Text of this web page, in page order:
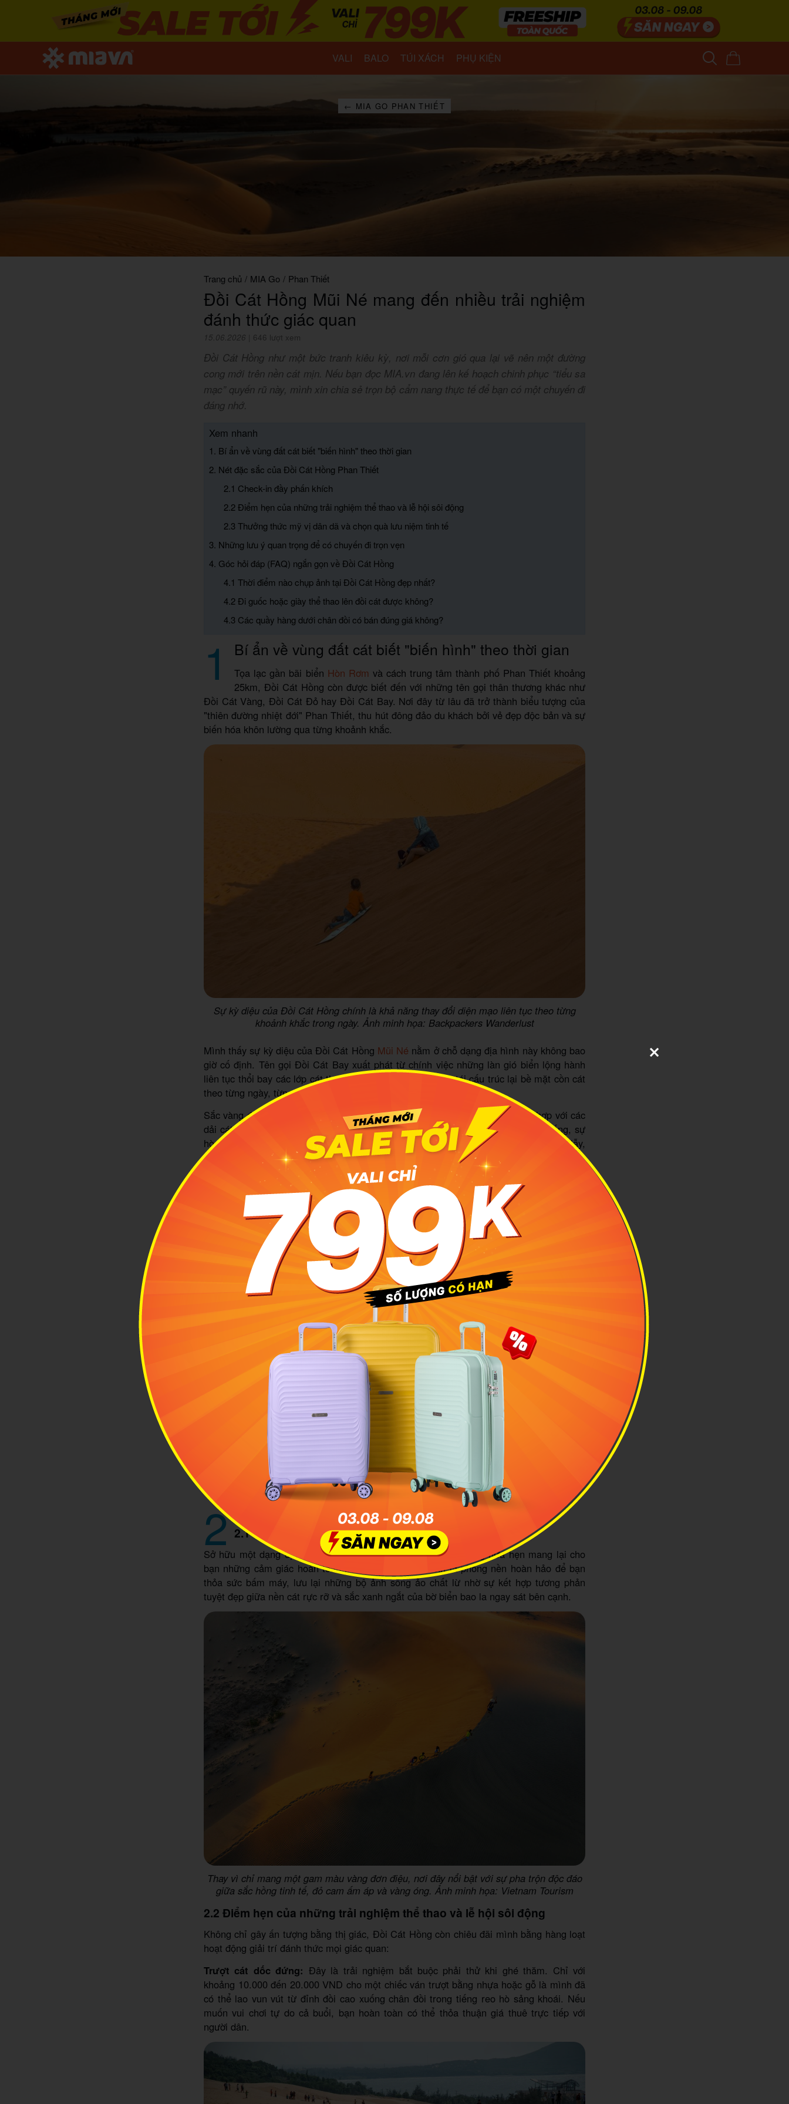
VALI BALO TÚI XÁCH PHỤ KIỆN
← MIA GO PHAN THIẾT
Trang chủ / MIA Go / Phan Thiết
Đồi Cát Hồng Mũi Né mang đến nhiều trải nghiệm
đánh thức giác quan
15.06.2026 646 lượt xem
Đồi Cát Hồng như một bức tranh kiêu kỳ, nơi mỗi cơn gió qua lại vẽ nên một đường
cong mới trên nền cát mịn. Nếu bạn đọc MIA.vn đang lên kế hoạch chinh phục “tiểu sa
mạc” quyến rũ này, mình xin chia sẻ trọn bộ cẩm nang thực tế để bạn có một chuyến đi
đáng nhớ.
Xem nhanh
1. Bí ẩn về vùng đất cát biết "biến hình" theo thời gian
2. Nét đặc sắc của Đồi Cát Hồng Phan Thiết
2.1 Check-in đầy phấn khích
2.2 Điểm hẹn của những trải nghiệm thể thao và lễ hội sôi động
2.3 Thưởng thức mỹ vị dân dã và chọn quà lưu niệm tinh tế
3. Những lưu ý quan trọng để có chuyến đi trọn vẹn
4. Góc hỏi đáp (FAQ) ngắn gọn về Đồi Cát Hồng
4.1 Thời điểm nào chụp ảnh tại Đồi Cát Hồng đẹp nhất?
4.2 Đi guốc hoặc giày thể thao lên đồi cát được không?
4.3 Các quầy hàng dưới chân đồi có bán đúng giá không?
1 Bí ẩn về vùng đất cát biết "biến hình" theo thời gian
Tọa lạc gần bãi biển Hòn Rơm và cách trung tâm thành phố Phan Thiết khoảng
25km, Đồi Cát Hồng còn được biết đến với những tên gọi thân thương khác như
Đồi Cát Vàng, Đồi Cát Đỏ hay Đồi Cát Bay. Nơi đây từ lâu đã trở thành biểu tượng của
"thiên đường nhiệt đới" Phan Thiết, thu hút đông đảo du khách bởi vẻ đẹp độc bản và sự
biến hóa khôn lường qua từng khoảnh khắc.
Sự kỳ diệu của Đồi Cát Hồng chính là khả năng thay đổi diện mạo liên tục theo từng
khoảnh khắc trong ngày. Ảnh minh họa: Backpackers Wanderlust
Mình thấy sự kỳ diệu của Đồi Cát Hồng Mũi Né nằm ở chỗ dạng địa hình này không bao
giờ cố định. Tên gọi Đồi Cát Bay xuất phát từ chính việc những làn gió biển lộng hành
liên tục thổi bay các lớp cát theo nhiều hướng khác nhau, tái cấu trúc lại bề mặt cồn cát
theo từng ngày, từng tháng.
Sắc vàng đặc trưng của cát được hình thành từ lớp trầm tích sắt lâu đời, kết hợp với các
dải cát màu đỏ, hồng, trắng, xám, đỏ đen xen kẽ. Khi ánh hoàng hôn buông xuống, sự
hòa quyện giữa các mảng màu và ánh sáng tạo nên một bức tranh thiên nhiên lộng lẫy,
biến nơi đây thành thánh địa cho các nhiếp ảnh gia và những tín đồ đam mê check-in.
Đồi Cát Hồng Mũi Né còn được biết đến với tên gọi khác là Đồi Cát Bay. Ảnh minh họa:
林熊恩
2 Nét đặc sắc của Đồi Cát Hồng Phan Thiết
2.1 Check-in đầy phấn khích
Sở hữu một dạng địa hình hiếm có tại Việt Nam, Đồi Cát Hồng hứa hẹn mang lại cho
bạn những cảm giác hoàn toàn mới mẻ. Nơi đây chính là phông nền hoàn hảo để bạn
thỏa sức bấm máy, lưu lại những bộ ảnh sống ảo chất lừ nhờ sự kết hợp tương phản
tuyệt đẹp giữa nền cát rực rỡ và sắc xanh ngắt của bờ biển bao la ngay sát bên cạnh.
Thay vì chỉ mang một gam màu vàng đơn điệu, nơi đây nổi bật với sự pha trộn độc đáo
giữa sắc hồng tinh tế, đỏ cam ấm áp và vàng óng. Ảnh minh họa: Vietnam Tourism
2.2 Điểm hẹn của những trải nghiệm thể thao và lễ hội sôi động
Không chỉ gây ấn tượng bằng thị giác, Đồi Cát Hồng còn chiêu đãi mình bằng hàng loạt
hoạt động giải trí đánh thức mọi giác quan:
Trượt cát dốc đứng: Đây là trải nghiệm bắt buộc phải thử khi ghé thăm. Chỉ với
khoảng 10.000 đến 20.000 VND cho một chiếc ván trượt bằng nhựa hoặc gỗ là mình đã
có thể lao vun vút từ đỉnh đồi cao xuống chân đồi trong tiếng reo hò sảng khoái. Nếu
muốn vui chơi tự do cả buổi, bạn hoàn toàn có thể thỏa thuận giá thuê trực tiếp với
người dân.